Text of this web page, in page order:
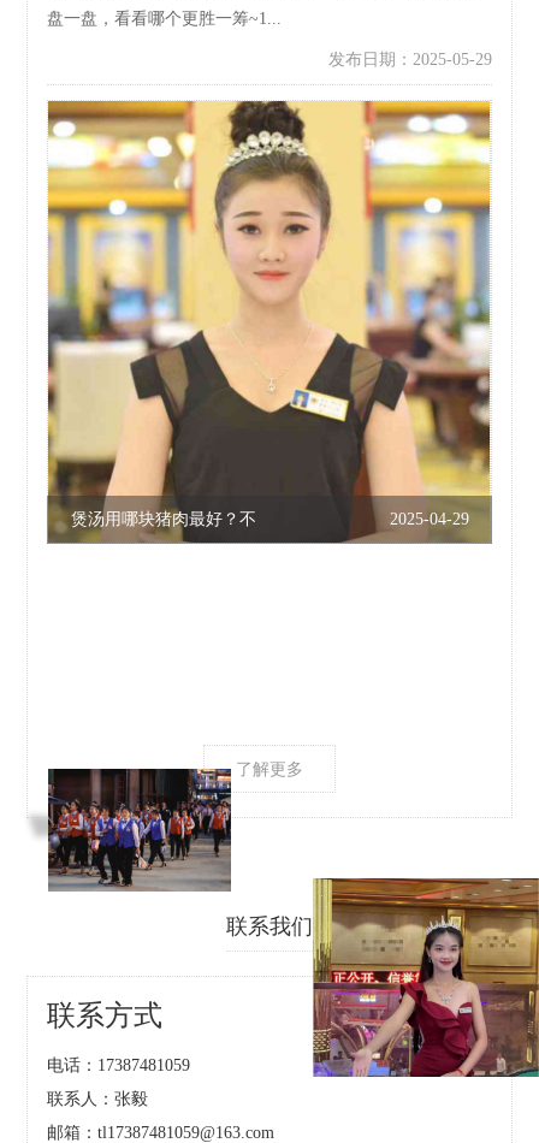
盘一盘，看看哪个更胜一筹~1...
发布日期：2025-05-29
煲汤用哪块猪肉最好？不 2025-04-29
山里
了解更多
联系我们
联系方式
电话：17387481059
联系人：张毅
邮箱：tl17387481059@163.com